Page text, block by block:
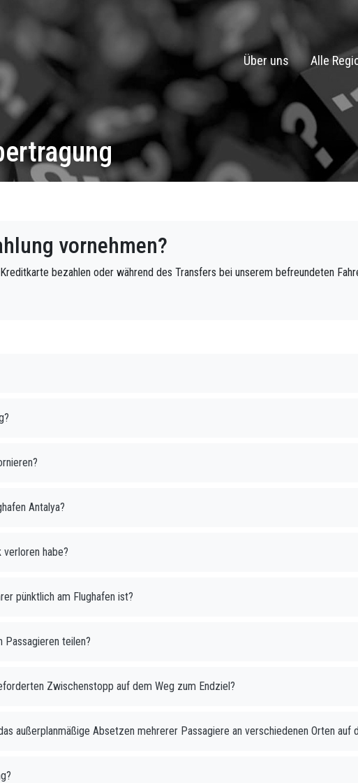
Über uns Alle
vornehmen?
bezahlen oder während des Transfers bei unserem befreundeten
Antalya?
verloren habe?
pünktlich am Flughafen ist?
Passagieren teilen?
Zwischenstopp auf dem Weg zum Endziel?
außerplanmäßige Absetzen mehrerer Passagiere an verschiedenen Orten auf